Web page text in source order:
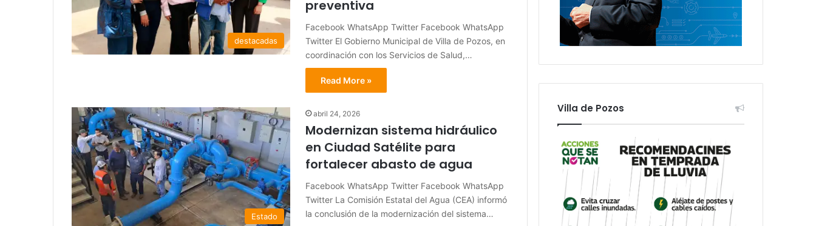
destacadas
preventiva
Facebook WhatsApp Twitter Facebook WhatsApp
Twitter El Gobierno Municipal de Villa de Pozos, en
coordinación con los Servicios de Salud,…
Read More »
Estado
abril 24, 2026
Modernizan sistema hidráulico
en Ciudad Satélite para
fortalecer abasto de agua
Facebook WhatsApp Twitter Facebook WhatsApp
Twitter La Comisión Estatal del Agua (CEA) informó
la conclusión de la modernización del sistema…
Villa de Pozos